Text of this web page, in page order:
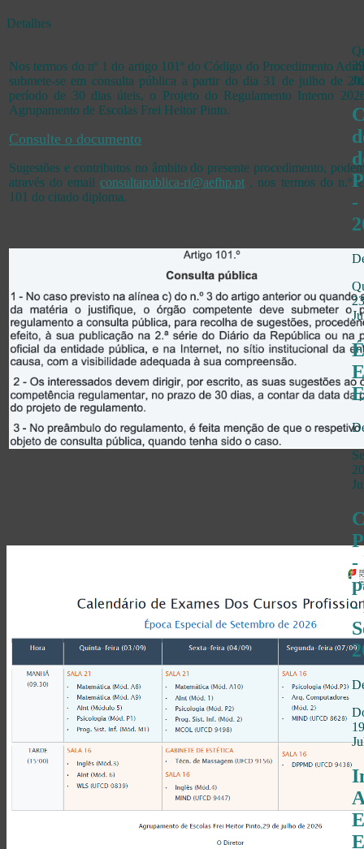
Detalhes
Nos termos do nº 1 do artigo 101º do Código do Procedimento
submete-se em consulta pública a partir do dia 31 de julho de
período de 30 dias úteis, o Projeto do Regulamento Interno
Agrupamento de Escolas Frei Heitor Pinto.
Consulte o documento
Sugestões e contributos no âmbito do presente procedimento,
através do email consultapublica-ri@aefhp.pt , nos termos do n.º
101 do citado diploma.
29
-
23
20
-
-
19